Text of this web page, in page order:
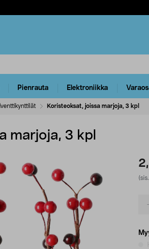
Pienrauta Elektroniikka
Koristeoksat, joissa marjoja, 3 kpl
marjoja, 3 kpl